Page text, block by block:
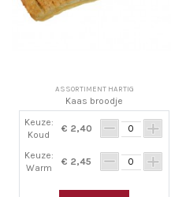
ASSORTIMENT HARTIG
Kaas broodje
Keuze:
Koud
€ 2,40
Keuze:
Warm
€ 2,45